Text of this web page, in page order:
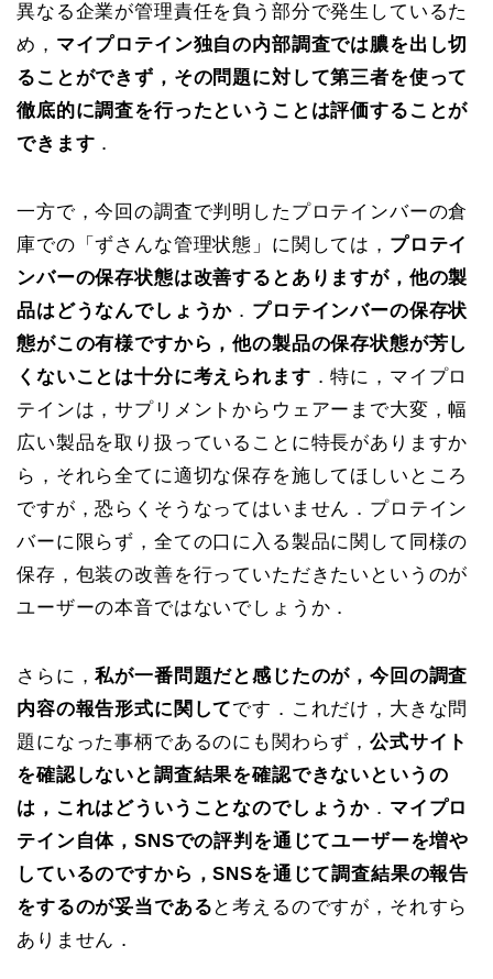
異なる企業が管理責任を負う部分で発生しているた
め， マイプロテイン独自の内部調査では膿を出し切
ることができず，その問題に対して第三者を使って
徹底的に調査を行ったということは評価することが
できます ．
一方で，今回の調査で判明したプロテインバーの倉
庫での「ずさんな管理状態」に関しては， プロテイ
ンバーの保存状態は改善するとありますが，他の製
品はどうなんでしょうか ． プロテインバーの保存状
態がこの有様ですから，他の製品の保存状態が芳し
くないことは十分に考えられます ．特に，マイプロ
テインは，サプリメントからウェアーまで大変，幅
広い製品を取り扱っていることに特長がありますか
ら，それら全てに適切な保存を施してほしいところ
ですが，恐らくそうなってはいません．プロテイン
バーに限らず，全ての口に入る製品に関して同様の
保存，包装の改善を行っていただきたいというのが
ユーザーの本音ではないでしょうか．
さらに，私が一番問題だと感じたのが，今回の調査
内容の報告形式に関してです．これだけ，大きな問
題になった事柄であるのにも関わらず，公式サイト
を確認しないと調査結果を確認できないというの
は，これはどういうことなのでしょうか ． マイプロ
テイン自体，SNSでの評判を通じてユーザーを増や
しているのですから，SNSを通じて調査結果の報告
をするのが妥当である と考えるのですが，それすら
ありません．